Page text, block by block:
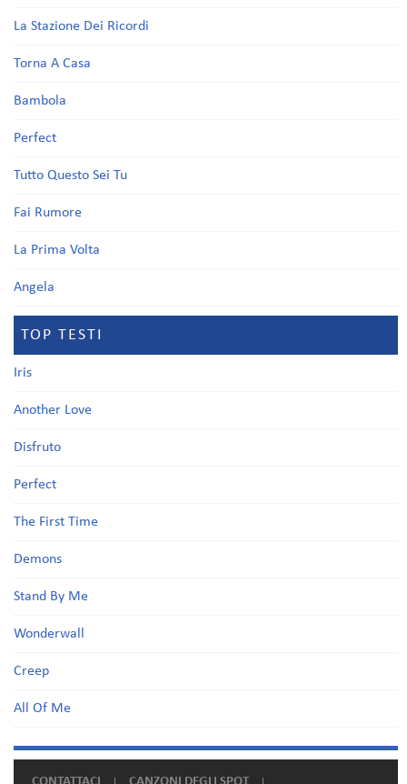
La Stazione Dei Ricordi
Torna A Casa
Bambola
Perfect
Tutto Questo Sei Tu
Fai Rumore
La Prima Volta
Angela
TOP TESTI
Iris
Another Love
Disfruto
Perfect
The First Time
Demons
Stand By Me
Wonderwall
Creep
All Of Me